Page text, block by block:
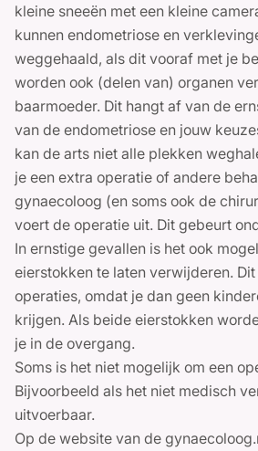
kleine sneeën met een kleine
kunnen endometriose en
weggehaald, als dit vooraf met je
worden ook (delen van) organen
baarmoeder. Dit hangt af van de
van de endometriose en jouw
kan de arts niet alle plekken
je een extra operatie of andere
gynaecoloog (en soms ook de
voert de operatie uit. Dit gebeurt
In ernstige gevallen is het ook
eierstokken te laten verwijderen.
operaties, omdat je dan geen
krijgen. Als beide eierstokken
je in de overgang.
Soms is het niet mogelijk om een
Bijvoorbeeld als het niet medisch
uitvoerbaar.
Op de website van de